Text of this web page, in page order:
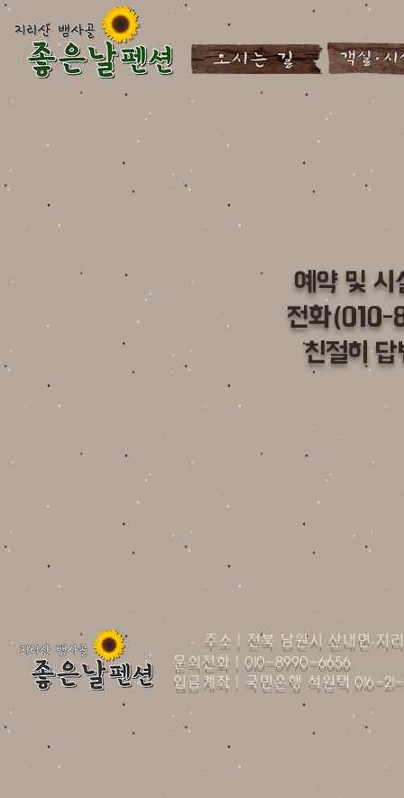
예약 및 시
전화
친절히
주소
| 전북 남원시 산내면 지
문의전화 | 010-8990-6656
입금계좌 | 국민은행 석원택 016-